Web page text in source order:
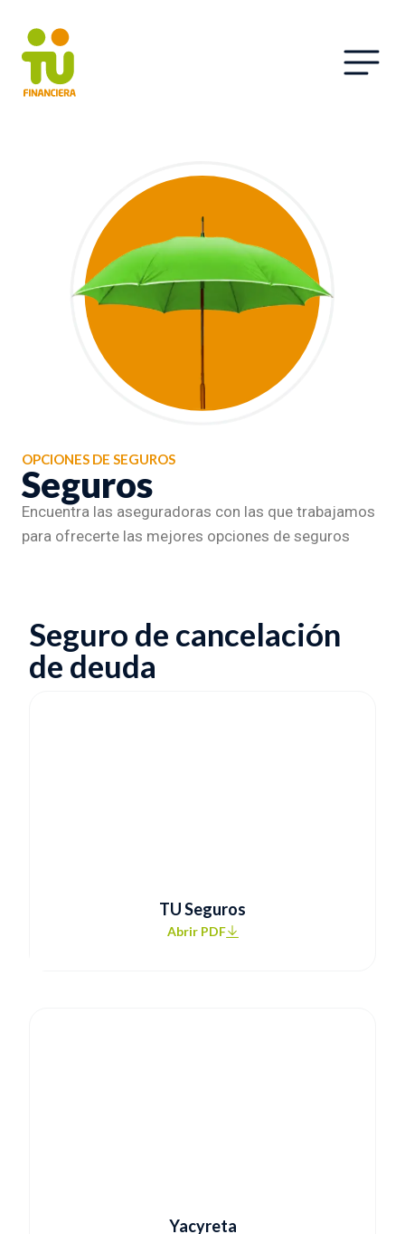
OPCIONES DE SEGUROS
Seguros
Encuentra las aseguradoras con las que trabajamos
para ofrecerte las mejores opciones de seguros
Seguro de cancelación
de deuda
TU Seguros
Abrir PDF
Yacyreta